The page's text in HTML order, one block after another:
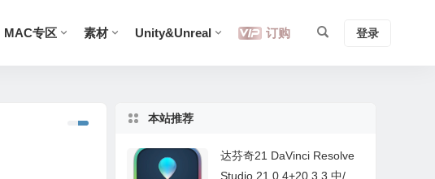
MAC专区 素材 Unity&Unreal 订购 登录
本站推荐
达芬奇21 DaVinci Resolve
Studio 21.0.4+20.3.3 中/英